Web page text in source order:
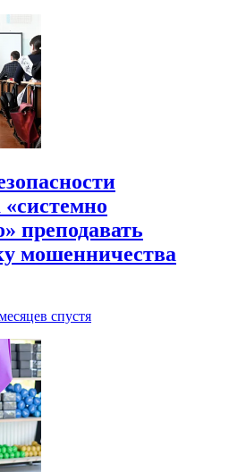
«системно
преподавать
мошенничества
спустя